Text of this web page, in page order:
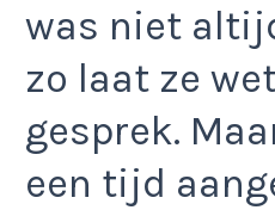
was niet
zo laat ze
gesprek.
een tijd